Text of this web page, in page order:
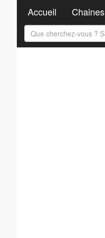
Accueil Chaines